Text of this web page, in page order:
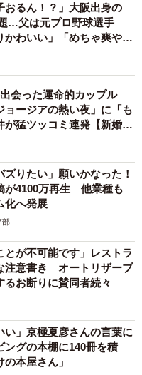
おるん！？」大阪出身の
…父は元プロ野球選手
かわいい」「めちゃ爽や
会った運命的カップル
ョージアの熱い夜」に「も
が猛ツッコミ連発【新婚さ
ズりたい」願いかなった！
が4100万再生 他業種も
化へ発展
部
とが不可能です」レストラ
注意書き オートリザーブ
るお断りに賛同者続々
い」京極夏彦さんの言葉に
グの本棚に140冊を積
本屋さん」